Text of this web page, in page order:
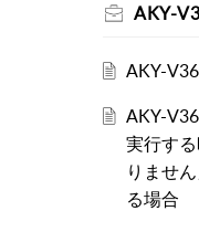
AKY-
AKY-
AKY-
実行す
りませ
る場合